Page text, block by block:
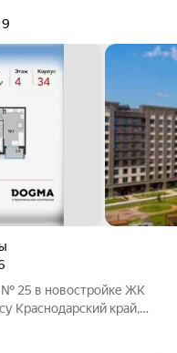
9
№ 25 в новостройке ЖК
Краснодарский край,
Общая площадь